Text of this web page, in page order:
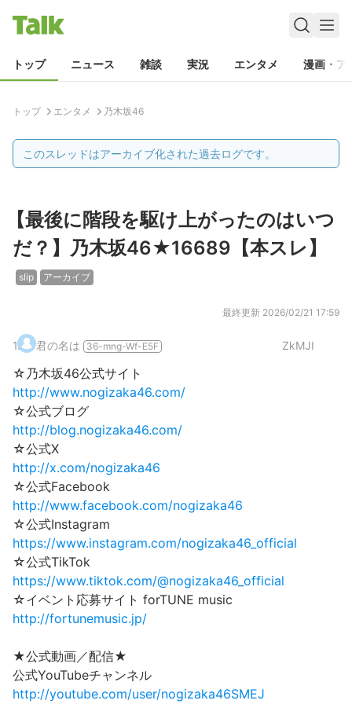
トップ ニュース 雑談 実況 エンタメ 漫画・ア
トップ エンタメ 乃木坂46
このスレッドはアーカイブ化された過去ログです。
【最後に階段を駆け上がったのはいつ
だ？】乃木坂46★16689【本スレ】
slip アーカイブ
最終更新 2026/02/21 17:59
1. 君の名は 36-mng-Wf-E5F ZkMJI
☆乃木坂46公式サイト
http://www.nogizaka46.com/
☆公式ブログ
http://blog.nogizaka46.com/
☆公式X
http://x.com/nogizaka46
☆公式Facebook
http://www.facebook.com/nogizaka46
☆公式Instagram
https://www.instagram.com/nogizaka46_official
☆公式TikTok
https://www.tiktok.com/@nogizaka46_official
☆イベント応募サイト forTUNE music
http://fortunemusic.jp/
★公式動画／配信★
公式YouTubeチャンネル
http://youtube.com/user/nogizaka46SMEJ